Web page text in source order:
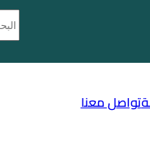
تواصل معنا